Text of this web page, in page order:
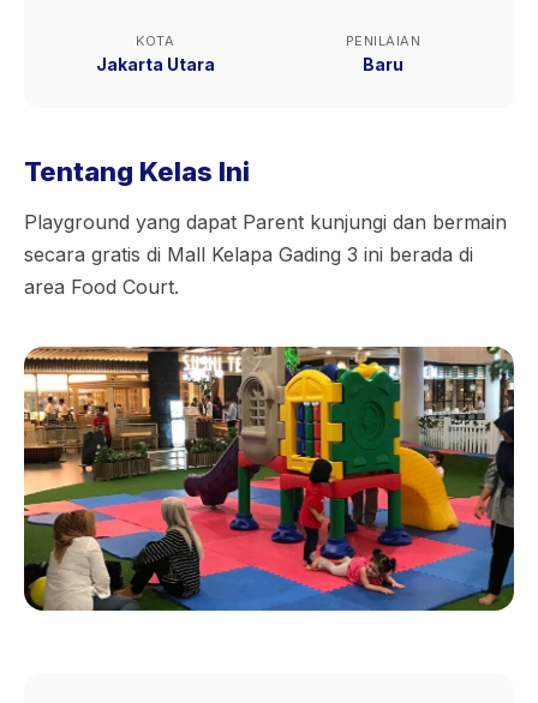
KOTA
Jakarta Utara
PENILAIAN
Baru
Tentang Kelas Ini
Playground yang dapat Parent kunjungi dan bermain
secara gratis di Mall Kelapa Gading 3 ini berada di
area Food Court.